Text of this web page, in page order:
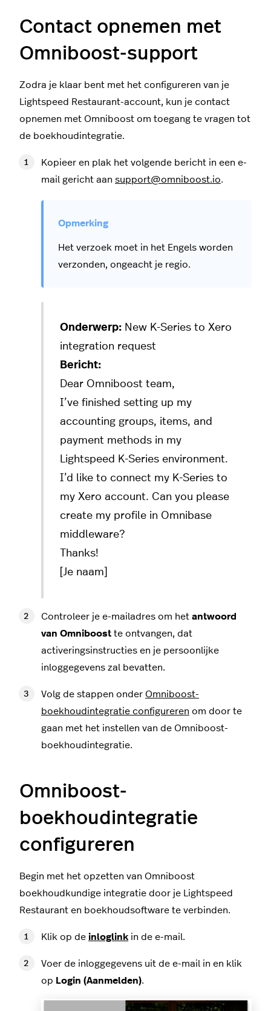
Contact opnemen met
Omniboost-support
Zodra je klaar bent met het configureren van je
Lightspeed Restaurant-account, kun je contact
opnemen met Omniboost om toegang te vragen tot
de boekhoudintegratie.
Kopieer en plak het volgende bericht in een e-
mail gericht aan support@omniboost.io.
Het verzoek moet in het Engels worden
verzonden, ongeacht je regio.
Onderwerp: New K-Series to Xero
integration request
Bericht:
Dear Omniboost team,
I’ve finished setting up my
accounting groups, items, and
payment methods in my
Lightspeed K-Series environment.
I’d like to connect my K-Series to
my Xero account. Can you please
create my profile in Omnibase
middleware?
Thanks!
[Je naam]
Controleer je e-mailadres om het antwoord
van Omniboost te ontvangen, dat
activeringsinstructies en je persoonlijke
inloggegevens zal bevatten.
Volg de stappen onder Omniboost-
boekhoudintegratie configureren om door te
gaan met het instellen van de Omniboost-
boekhoudintegratie.
Omniboost-
boekhoudintegratie
configureren
Begin met het opzetten van Omniboost
boekhoudkundige integratie door je Lightspeed
Restaurant en boekhoudsoftware te verbinden.
Klik op de inloglink in de e-mail.
Voer de inloggegevens uit de e-mail in en klik
op Login (Aanmelden).